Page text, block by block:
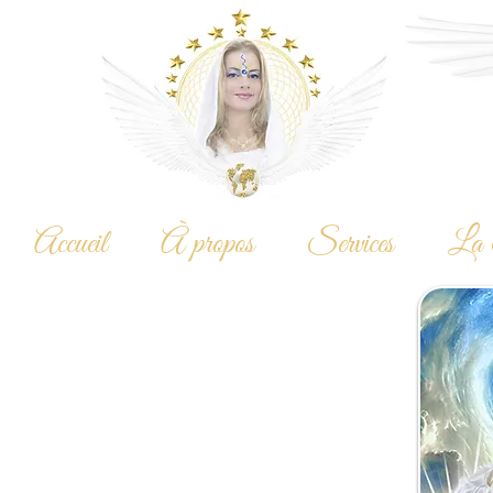
Accueil À propos Services La